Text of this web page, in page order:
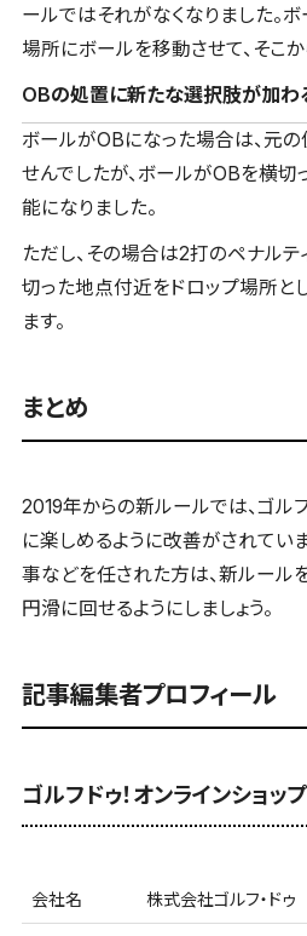
ールではそれがなくなりました。
場所にボールを移動させて、そこか
OBの処置に新たな選択肢が加わ
ボールがOBになった場合は、元
せんでしたが、ボールがOBを横切
能になりました。
ただし、その場合は2打のペナルテ
切った地点付近をドロップ場所と
ます。
まとめ
2019年からの新ルールでは、ゴル
に楽しめるように改善がされてい
事などを任された方は、新ルール
円滑に回せるようにしましょう。
記事編集者プロフィール
ゴルフドゥ！オンラインショッ
会社名 株式会社ゴルフ・ドゥ